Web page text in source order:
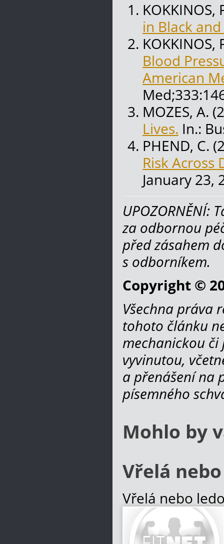
KOKKINOS,
in Black
KOKKINOS,
Blood
American
MOZES, A.
Lives. In.:
PHEND, C.
Risk Across
January 23,
UPOZORNĚNÍ:
za odbornou
před zásahem
s odborníkem.
Copyright ©
Všechna práva
tohoto článku
mechanickou
vyvinutou,
a přenášení na
písemného
Mohlo by
Vřelá
Vřelá nebo
soustředí
podmínek pro